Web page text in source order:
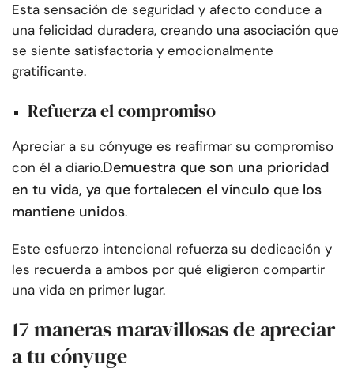
Esta sensación de seguridad y afecto conduce a
una felicidad duradera, creando una asociación que
se siente satisfactoria y emocionalmente
gratificante.
Refuerza el compromiso
Apreciar a su cónyuge es reafirmar su compromiso
con él a diario.Demuestra que son una prioridad
en tu vida, ya que fortalecen el vínculo que los
mantiene unidos.
Este esfuerzo intencional refuerza su dedicación y
les recuerda a ambos por qué eligieron compartir
una vida en primer lugar.
17 maneras maravillosas de apreciar
a tu cónyuge